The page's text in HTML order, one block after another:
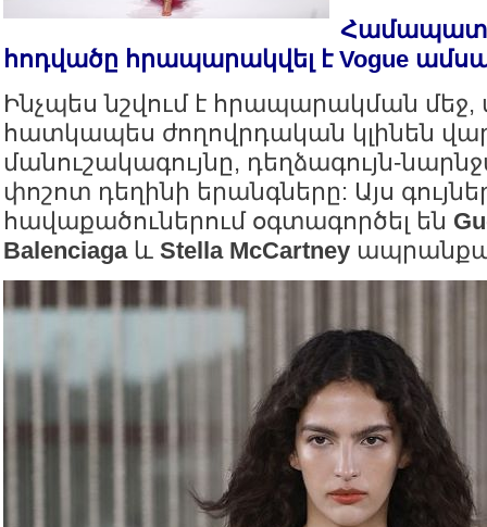
հոդվածը հրապարակվել է Vogue
Ինչպես նշվում է հրապարակման
հատկապես ժողովրդական կլինեն
մանուշակագույնը, դեղձագույն-
փոշոտ դեղինի երանգները: Այս
հավաքածուներում օգտագործել են
Balenciagaև Stella McCartney